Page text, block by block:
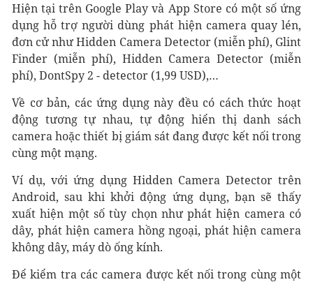
Hiện tại trên Google Play và App Store có một số ứng
dụng hỗ trợ người dùng phát hiện camera quay lén,
đơn cử như Hidden Camera Detector (miễn phí), Glint
Finder (miễn phí), Hidden Camera Detector (miễn
phí), DontSpy 2 - detector (1,99 USD),…
Về cơ bản, các ứng dụng này đều có cách thức hoạt
động tương tự nhau, tự động hiển thị danh sách
camera hoặc thiết bị giám sát đang được kết nối trong
cùng một mạng.
Ví dụ, với ứng dụng Hidden Camera Detector trên
Android, sau khi khởi động ứng dụng, bạn sẽ thấy
xuất hiện một số tùy chọn như phát hiện camera có
dây, phát hiện camera hồng ngoại, phát hiện camera
không dây, máy dò ống kính.
Để kiểm tra các camera được kết nối trong cùng một